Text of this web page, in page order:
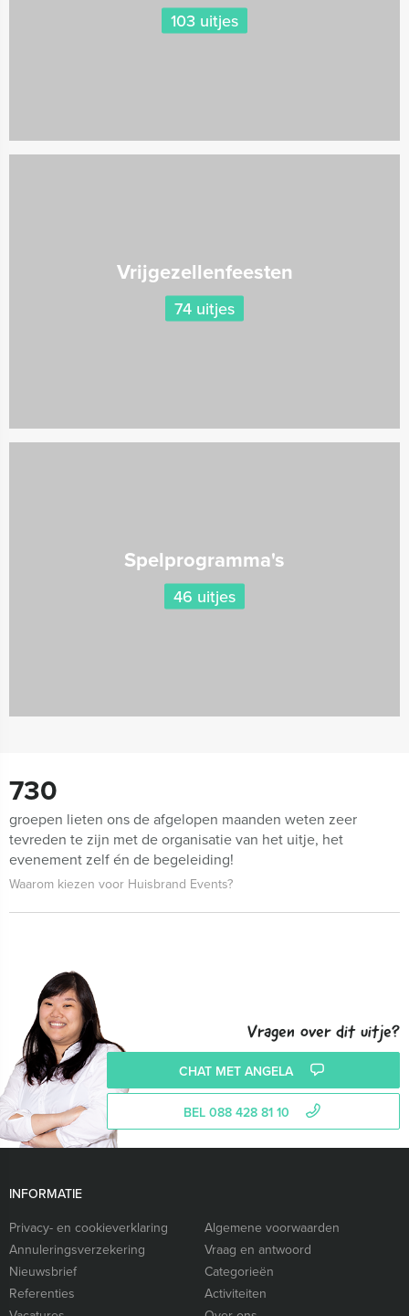
103 uitjes
Vrijgezellenfeesten
74 uitjes
Spelprogramma's
46 uitjes
730
groepen lieten ons de afgelopen maanden weten zeer
tevreden te zijn met de organisatie van het uitje, het
evenement zelf én de begeleiding!
Waarom kiezen voor Huisbrand Events?
Vragen over dit uitje?
CHAT MET ANGELA
BEL 088 428 81 10
INFORMATIE
Privacy- en cookieverklaring
Algemene voorwaarden
Annuleringsverzekering
Vraag en antwoord
Nieuwsbrief
Categorieën
Referenties
Activiteiten